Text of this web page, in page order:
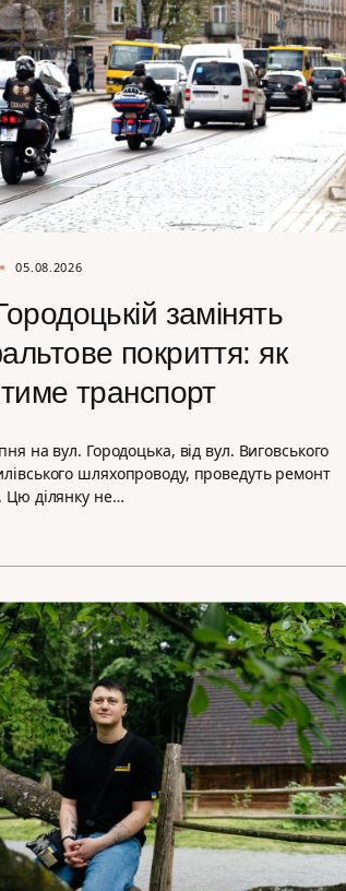
05.08.2026
замінять
покриття: як
транспорт
на вул. Городоцька, від вул. Виговського
шляхопроводу, проведуть ремонт
Цю ділянку не…